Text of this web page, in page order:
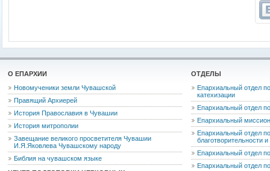
О ЕПАРХИИ
Новомученики земли Чувашской
Правящий Архиерей
История Православия в Чувашии
История митрополии
Завещание великого просветителя Чувашии
И.Я.Яковлева Чувашскому народу
Библия на чувашском языке
ОТДЕЛЫ
Епархиальный отдел
катехизации
Епархиальный отдел
Епархиальный
Епархиальный отдел
благотворительности
Епархиальный отдел
Епархиальный отдел